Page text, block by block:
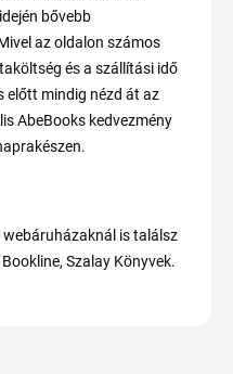
bővebb
az oldalon számos
és a szállítási idő
előtt mindig nézd át az
AbeBooks kedvezmény
webáruházaknál is találsz
Szalay Könyvek.